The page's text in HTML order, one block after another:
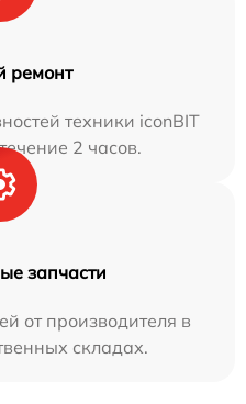
ремонт
техники iconBIT
2 часов.
запчасти
от производителя в
складах.